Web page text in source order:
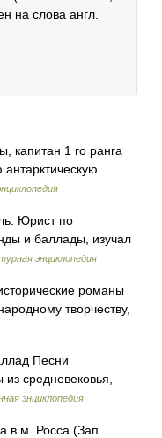
на слова англ.
капитан 1 го ранга
Юрист по
и баллады, изучал
энциклопедия
романы
творчеству,
Песни
средневековья,
энциклопедия
в м. Росса (Зап.